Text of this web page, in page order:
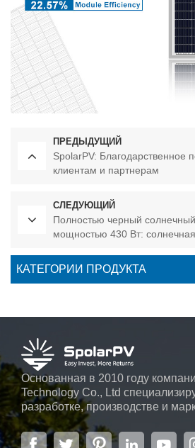
ПРЕДЫДУЩИЙ
SpolarPV: Благодарственное
клиентам и партнерам
СЛЕДУЮЩИЙ
Полностью черный
мощностью 430 Вт: солнечная
КАТЕГОРИИ ПРОДУКТА
Основанная в 2010 году
Technology Co., Ltd
разработке, производстве и
элементов, солнечных модулей
энергетических систем.